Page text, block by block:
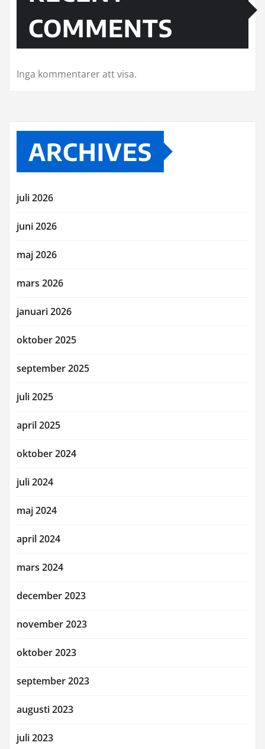
COMMENTS
Inga kommentarer att visa.
ARCHIVES
juli 2026
juni 2026
maj 2026
mars 2026
januari 2026
oktober 2025
september 2025
juli 2025
april 2025
oktober 2024
juli 2024
maj 2024
april 2024
mars 2024
december 2023
november 2023
oktober 2023
september 2023
augusti 2023
juli 2023